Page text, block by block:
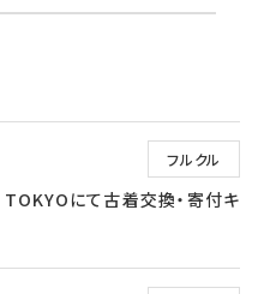
フルクル
にて古着交換・寄付キ